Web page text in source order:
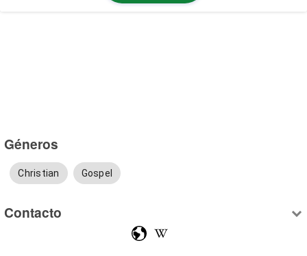
Géneros
Christian Gospel
Contacto